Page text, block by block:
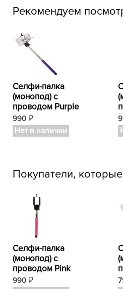
Рекомендуем
Селфи-палка
(монопод) с
проводом Purple
990 ₽
Нет в наличии
Покупатели,
Селфи-палка
(монопод) с
проводом Pink
990 ₽